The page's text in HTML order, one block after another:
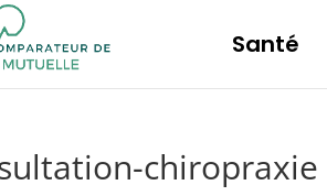
Santé
chiropraxie